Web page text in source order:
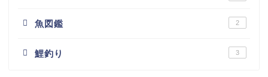
魚図鑑 2
鯉釣り 3